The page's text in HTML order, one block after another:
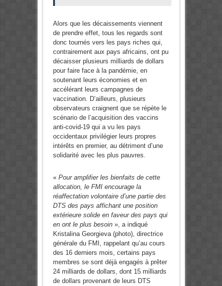
Alors que les décaissements viennent
de prendre effet, tous les regards sont
donc tournés vers les pays riches qui,
contrairement aux pays africains, ont pu
décaisser plusieurs milliards de dollars
pour faire face à la pandémie, en
soutenant leurs économies et en
accélérant leurs campagnes de
vaccination. D’ailleurs, plusieurs
observateurs craignent que se répète le
scénario de l’acquisition des vaccins
anti-covid-19 qui a vu les pays
occidentaux privilégier leurs propres
intérêts en premier, au détriment d’une
solidarité avec les plus pauvres.
« Pour amplifier les bienfaits de cette
allocation, le FMI encourage la
réaffectation volontaire d’une partie des
DTS des pays affichant une position
extérieure solide en faveur des pays qui
en ont le plus besoin», a indiqué
Kristalina Georgieva (photo), directrice
générale du FMI, rappelant qu’au cours
des 16 derniers mois, certains pays
membres se sont déjà engagés à prêter
24 milliards de dollars, dont 15 milliards
de dollars provenant de leurs DTS